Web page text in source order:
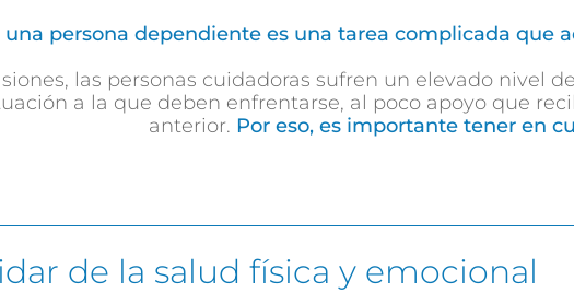
una persona dependiente es una tarea complicada que
las personas cuidadoras sufren un elevado nivel
a la que deben enfrentarse, al poco apoyo que
anterior. Por eso, es importante tener en
de la salud física y emocional